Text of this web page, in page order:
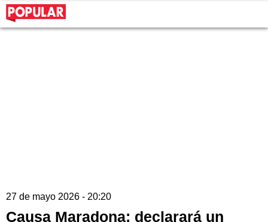
27 de mayo 2026 - 20:20
Causa Maradona: declarará un